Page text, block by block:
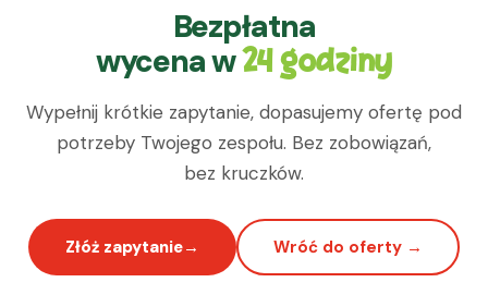
Bezpłatna
wycena w24 godziny
Wypełnij krótkie zapytanie, dopasujemy ofertę pod
potrzeby Twojego zespołu. Bez zobowiązań,
bez kruczków.
Złóż zapytanie Wróć do oferty →